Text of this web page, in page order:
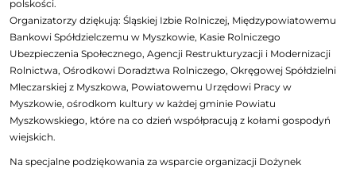
polskości.
Organizatorzy dziękują: Śląskiej Izbie Rolniczej, Międzypowiatowemu
Bankowi Spółdzielczemu w Myszkowie, Kasie Rolniczego
Ubezpieczenia Społecznego, Agencji Restrukturyzacji i Modernizacji
Rolnictwa, Ośrodkowi Doradztwa Rolniczego, Okręgowej Spółdzielni
Mleczarskiej z Myszkowa, Powiatowemu Urzędowi Pracy w
Myszkowie, ośrodkom kultury w każdej gminie Powiatu
Myszkowskiego, które na co dzień współpracują z kołami gospodyń
wiejskich.
Na specjalne podziękowania za wsparcie organizacji Dożynek